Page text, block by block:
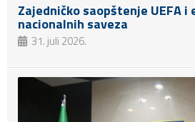
Zajedničko saopštenje UEFA i
nacionalnih saveza
31. juli 2026.